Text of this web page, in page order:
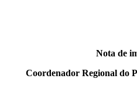
Nota de
Coordenador Regional do